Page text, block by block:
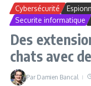
Cybersécurité
Securite informatique
Des
chats avec
Par Damien Bancal